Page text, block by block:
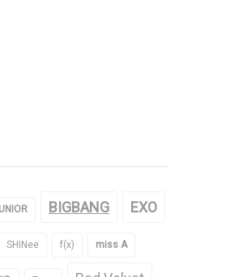
BIGBANG EXO
SHINee f(x) miss A